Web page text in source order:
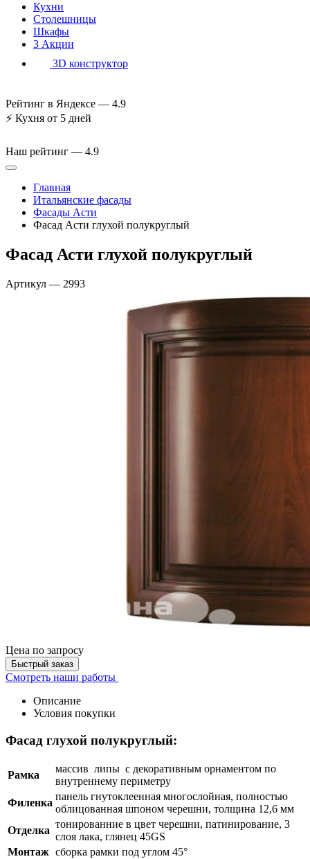
Кухни
Столешницы
Шкафы
3 Акции
3D конструктор
Рейтинг в Яндексе — 4.9
⚡ Кухня от 5 дней
Наш рейтинг — 4.9
Главная
Итальянские фасады
Фасады Асти
Фасад Асти глухой полукруглый
Фасад Асти глухой полукруглый
Артикул — 2993
Цена по запросу
Быстрый заказ
Смотреть наши работы
Описание
Условия покупки
Фасад глухой полукруглый:
Рамка
массив липы с декоративным орнаментом по
внутреннему периметру
Филенка
панель гнутоклеенная многослойная, полностью
облицованная шпоном черешни, толщина 12,6 мм
Отделка
тонированние в цвет черешни, патинирование, 3
слоя лака, глянец 45GS
Монтаж сборка рамки под углом 45°